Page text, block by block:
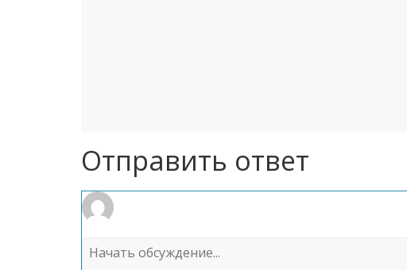
Отправить ответ